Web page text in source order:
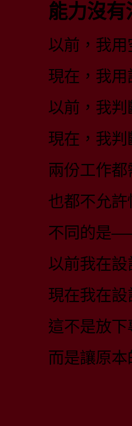
能力沒
以前，我
現在，我
以前，我
現在，我
兩份工作
也都不允
不同的是
以前我在
現在我在
這不是放下
而是讓原